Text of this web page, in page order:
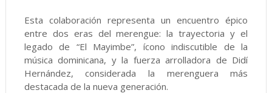
Esta colaboración representa un encuentro épico
entre dos eras del merengue: la trayectoria y el
legado de “El Mayimbe”, ícono indiscutible de la
música dominicana, y la fuerza arrolladora de Didí
Hernández, considerada la merenguera más
destacada de la nueva generación.